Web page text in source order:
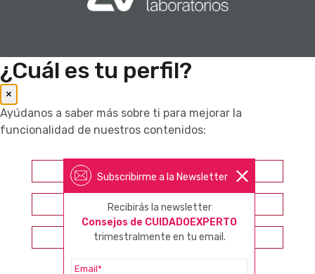
Subscribirme a la Newsletter
Recibirás la newsletter
Consejos de CUIDADOEXPERTO
trimestralmente en tu email.
¿Cuál es tu perfil?
×
Ayúdanos a saber más sobre ti para mejorar la
funcionalidad de nuestros contenidos:
Farmacéutico
Otros profesionales sanitarios
Consumidor